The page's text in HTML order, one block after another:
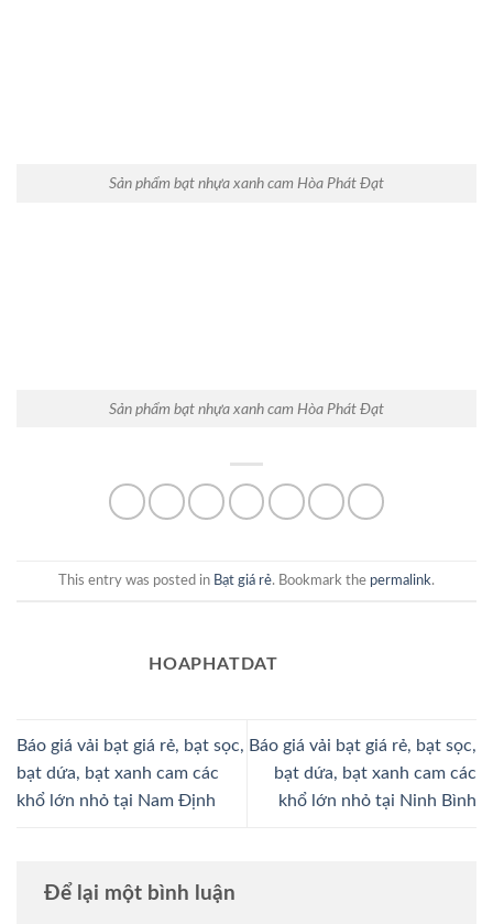
Sản phẩm bạt nhựa xanh cam Hòa Phát Đạt
Sản phẩm bạt nhựa xanh cam Hòa Phát Đạt
This entry was posted in Bạt giá rẻ. Bookmark the permalink.
HOAPHATDAT
Báo giá vải bạt giá rẻ, bạt sọc,
bạt dứa, bạt xanh cam các
khổ lớn nhỏ tại Nam Định
Báo giá vải bạt giá rẻ, bạt sọc,
bạt dứa, bạt xanh cam các
khổ lớn nhỏ tại Ninh Bình
Để lại một bình luận